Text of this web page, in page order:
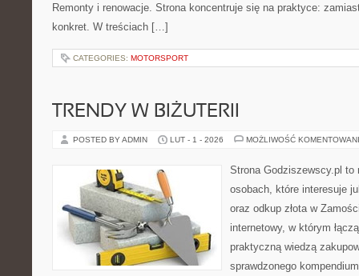
Remonty i renowacje. Strona koncentruje się na praktyce:
konkret. W treściach […]
CATEGORIES: MOTORSPORT
TRENDY W BIŻUTERII
POSTED BY ADMIN LUT - 1 - 2026 MOŻLIWOŚĆ
Strona Godziszewscy.pl
osobach, które interesuje
oraz odkup złota w
internetowy, w którym
praktyczną wiedzą
sprawdzonego